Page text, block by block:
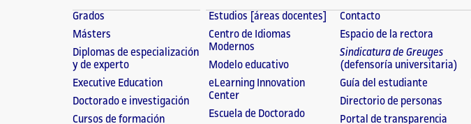
Grados
Másters
Diplomas de especialización
y de experto
Executive Education
Doctorado e investigación
Cursos de formación
Estudios [áreas docentes]
Centro de Idiomas
Modernos
Modelo educativo
eLearning Innovation
Center
Escuela de Doctorado
Contacto
Espacio de la rectora
Sindicatura de Greuges
(defensoría universitaria)
Guía del estudiante
Directorio de personas
Portal de transparencia